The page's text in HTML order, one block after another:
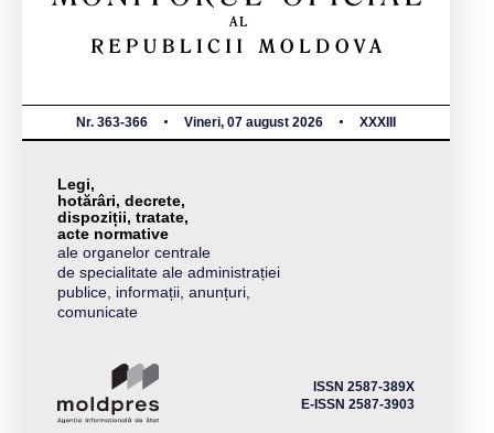
Nr. 363-366 Vineri, 07 august 2026 XXXIII
Legi,
hotărâri, decrete,
dispoziții, tratate,
acte normative
ale organelor centrale
de specialitate ale administrației
publice, informații, anunțuri,
comunicate
ISSN 2587-389X
E-ISSN 2587-3903